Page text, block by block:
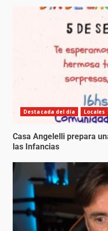
Destacada del día Locales
Casa Angelelli prepara
las Infancias